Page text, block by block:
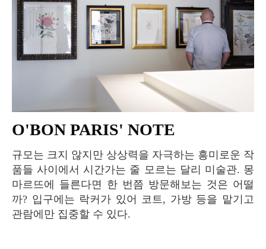
O'BON PARIS' NOTE
규모는 크지 않지만 상상력을 자극하는 흥미로운 작
품들 사이에서 시간가는 줄 모르는 달리 미술관. 몽
마르뜨에 들른다면 한 번쯤 방문해보는 것은 어떨
까? 입구에는 락커가 있어 코트, 가방 등을 맡기고
관람에만 집중할 수 있다.